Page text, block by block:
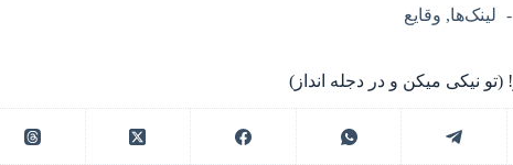
لینک‌ها, وقایع
(تو نیکی میکن و در دجله انداز)